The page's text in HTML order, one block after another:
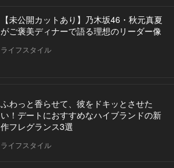
【未公開カットあり】乃木坂46・秋元真夏
がご褒美ディナーで語る理想のリーダー像
ライフスタイル
ふわっと香らせて、彼をドキッとさせた
い！デートにおすすめなハイブランドの新
作フレグランス3選
ライフスタイル